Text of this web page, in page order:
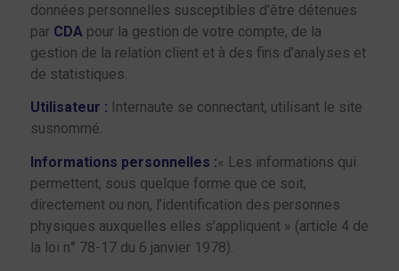
données personnelles susceptibles d’être détenues
par CDA pour la gestion de votre compte, de la
gestion de la relation client et à des fins d’analyses et
de statistiques.
Utilisateur : Internaute se connectant, utilisant le site
susnommé.
Informations personnelles :« Les informations qui
permettent, sous quelque forme que ce soit,
directement ou non, l’identification des personnes
physiques auxquelles elles s’appliquent » (article 4 de
la loi n° 78-17 du 6 janvier 1978).